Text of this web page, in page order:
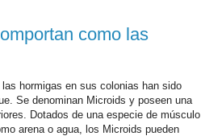
como las
hormigas en sus colonias han sido
Se denominan Microids y poseen una
Dotados de una especie de músculo
arena o agua, los Microids pueden